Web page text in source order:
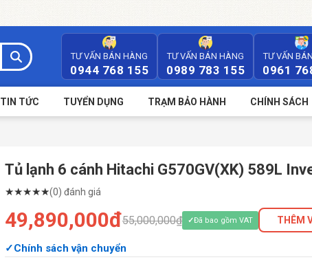
TƯ VẤN BÁN HÀNG
0944 768 155
TƯ VẤN BÁN HÀNG
0989 783 155
TƯ VẤN
0961
TIN TỨC TUYỂN DỤNG TRẠM BẢO HÀNH CHÍNH SÁCH
Tủ lạnh 6 cánh Hitachi G570GV(XK) 589L
★★★★★(0) đánh giá
49,890,000đ55,000,000₫ Đã bao gồm VAT THÊM
Chính sách vận chuyển